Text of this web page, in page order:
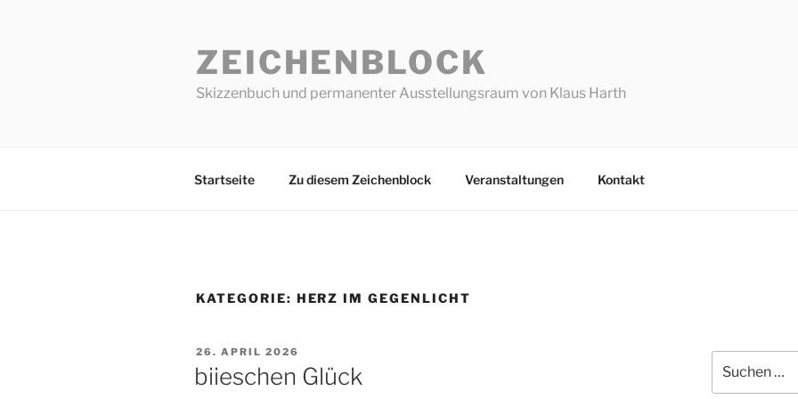
ZEICHENBLOCK
Skizzenbuch und permanenter Ausstellungsraum von Klaus Harth
Startseite Zu diesem Zeichenblock Veranstaltungen Kontakt
KATEGORIE: HERZ IM GEGENLICHT
VERÖFFENTLICHT
AM
26. APRIL 2026
biieschen Glück
nach: